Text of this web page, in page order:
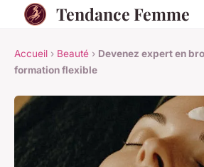
Tendance Femme
Accueil › Beauté › Devenez expert en
formation flexible